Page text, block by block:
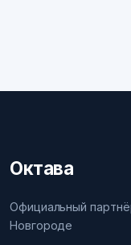
Октава
Официальный
Новгороде